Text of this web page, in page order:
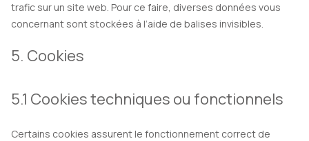
trafic sur un site web. Pour ce faire, diverses données vous
concernant sont stockées à l’aide de balises invisibles.
5. Cookies
5.1 Cookies techniques ou fonctionnels
Certains cookies assurent le fonctionnement correct de